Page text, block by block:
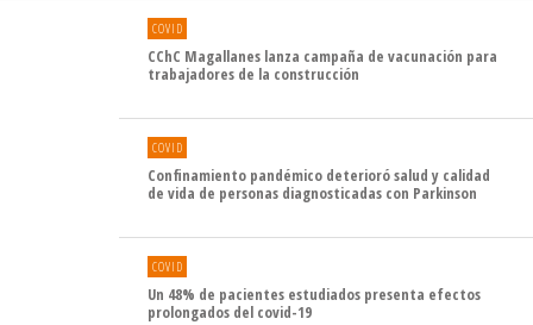
COVID
CChC Magallanes lanza campaña de vacunación para
trabajadores de la construcción
COVID
Confinamiento pandémico deterioró salud y calidad
de vida de personas diagnosticadas con Parkinson
COVID
Un 48% de pacientes estudiados presenta efectos
prolongados del covid-19